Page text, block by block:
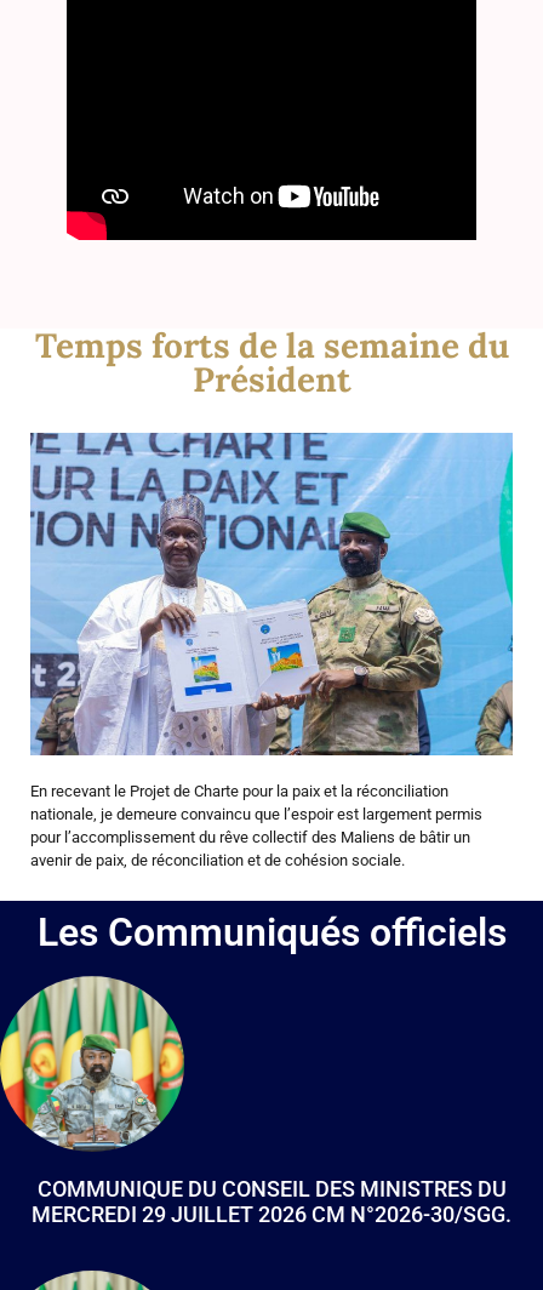
Temps forts de la semaine du
Président
En recevant le Projet de Charte pour la paix et la réconciliation
nationale, je demeure convaincu que l’espoir est largement permis
pour l’accomplissement du rêve collectif des Maliens de bâtir un
avenir de paix, de réconciliation et de cohésion sociale.
Les Communiqués officiels
COMMUNIQUE DU CONSEIL DES MINISTRES DU
MERCREDI 29 JUILLET 2026 CM N°2026-30/SGG.